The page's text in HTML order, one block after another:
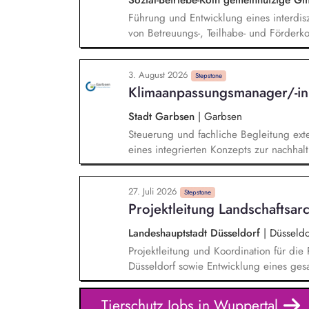
Führung und Entwicklung eines
von Betreuungs-, Teilhabe- und
Mitwirkung an der
Leitungsteams.
Biodiversität. Sicherstellung der
Winterdienst. Gestaltung von
Standorten in Köln. Aktive Akquise von
3. August 2026 Stepstone
Klimaanpassungsmanager/-
Stadt Garbsen | Garbsen
Steuerung und fachliche Begleitung
eines integrierten Konzepts zur
Klimaschutz. Analyse klimatischer
Starkregen, Trockenheit). Identifikation
Erarbeitung eines Maßnahmenkatalogs
Umsetzungsstrategien. Integration der
bestehende Verwaltungsprozesse und
27. Juli 2026 Stepstone
Projektleitung
Landeshauptstadt Düsseldorf |
Projektleitung und Koordination für die
Düsseldorf sowie Entwicklung eines
Entsiegelung im Sinne der
ökologischen Räumen mit Aufenthaltsqualität für